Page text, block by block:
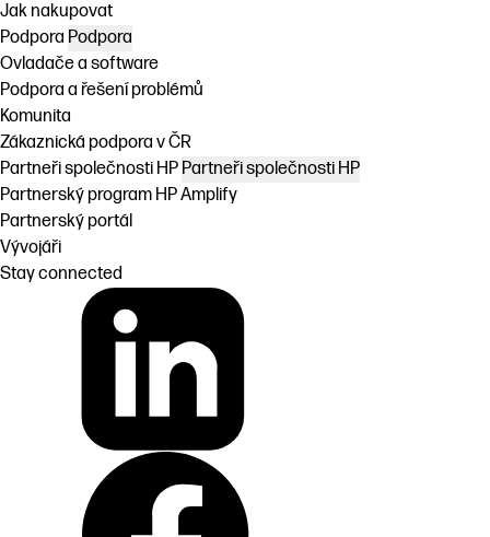
Jak nakupovat
Podpora Podpora
Ovladače a software
Podpora a řešení problémů
Komunita
Zákaznická podpora v ČR
Partneři společnosti HP Partneři společnosti HP
Partnerský program HP Amplify
Partnerský portál
Vývojáři
Stay connected